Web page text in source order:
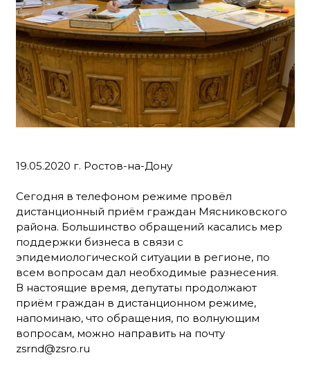
19.05.2020 г. Ростов-на-Дону
Сегодня в телефоном режиме провёл
дистанционный приём граждан Мясниковского
района. Большинство обращений касались мер
поддержки бизнеса в связи с
эпидемиологической ситуации в регионе, по
всем вопросам дал необходимые разнесения.
В настоящие время, депутаты продолжают
приём граждан в дистанционном режиме,
напоминаю, что обращения, по волнующим
вопросам, можно направить на почту
zsrnd@zsro.ru